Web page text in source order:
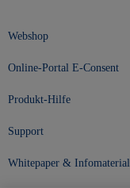
Webshop
Online-Portal E-Consent
Produkt-Hilfe
Support
Whitepaper & Infomaterial